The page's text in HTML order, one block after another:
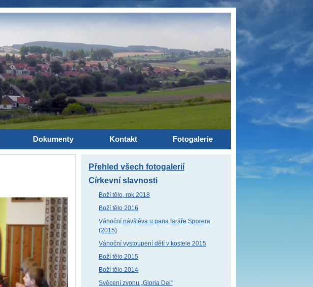
Dokumenty Kontakt Fotogalerie
Přehled všech fotogalerií
Církevní slavnosti
Boží tělo, rok 2018
Boží tělo 2016
Vánoční návštěva u pana faráře Sporera
(2015)
Vánoční vystoupení dětí v kostele 2015
Boží tělo 2015
Boží tělo 2014
Svěcení zvonu „Gloria Dei“